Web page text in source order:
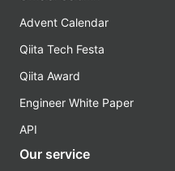
Advent Calendar
Qiita Tech Festa
Qiita Award
Engineer White Paper
API
Our service